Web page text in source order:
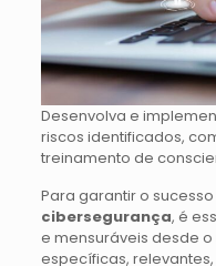
Desenvolva e
riscos identificados,
treinamento de
Para garantir o
cibersegurança, é
e mensuráveis desde
específicas,